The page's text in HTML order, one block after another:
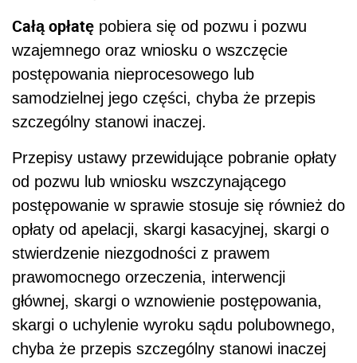
Całą opłatę pobiera się od pozwu i pozwu
wzajemnego oraz wniosku o wszczęcie
postępowania nieprocesowego lub
samodzielnej jego części, chyba że przepis
szczególny stanowi inaczej.
Przepisy ustawy przewidujące pobranie opłaty
od pozwu lub wniosku wszczynającego
postępowanie w sprawie stosuje się również do
opłaty od apelacji, skargi kasacyjnej, skargi o
stwierdzenie niezgodności z prawem
prawomocnego orzeczenia, interwencji
głównej, skargi o wznowienie postępowania,
skargi o uchylenie wyroku sądu polubownego,
chyba że przepis szczególny stanowi inaczej